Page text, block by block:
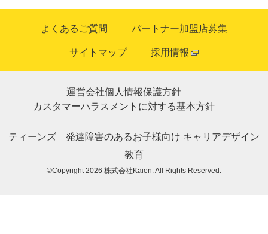
よくあるご質問 パートナー加盟店募集
サイトマップ 採用情報
運営会社個人情報保護方針
カスタマーハラスメントに対する基本方針
ティーンズ 発達障害のあるお子様向け キャリアデザイン
教育
©Copyright 2026 株式会社Kaien. All Rights Reserved.